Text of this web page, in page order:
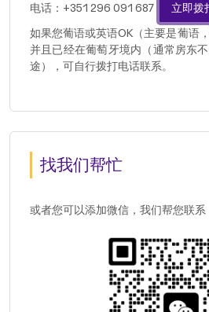
电话：+351 296 091 687
立即拨
如果您葡语或英语OK（主要是葡语
并且已经在葡萄牙境内（通常房东
途），可自行拨打电话联系。
找我们帮忙
或者您可以添加微信，我们帮您联系